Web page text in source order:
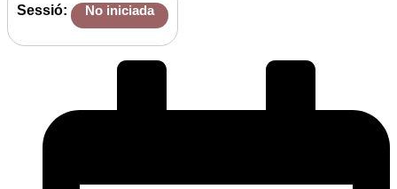
Sessió: No iniciada